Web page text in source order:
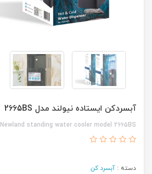
آبسردکن ایستاده نیولند مدل 2665BS
Newland standing water cooler model 2665BS
دسته : آبسرد کن